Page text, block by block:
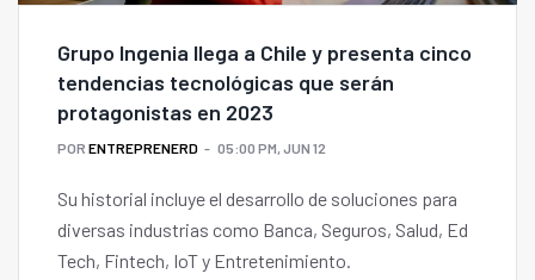
Grupo Ingenia llega a Chile y presenta cinco
tendencias tecnológicas que serán
protagonistas en 2023
POR ENTREPRENERD 05:00 PM, JUN 12
Su historial incluye el desarrollo de soluciones para
diversas industrias como Banca, Seguros, Salud, Ed
Tech, Fintech, IoT y Entretenimiento.